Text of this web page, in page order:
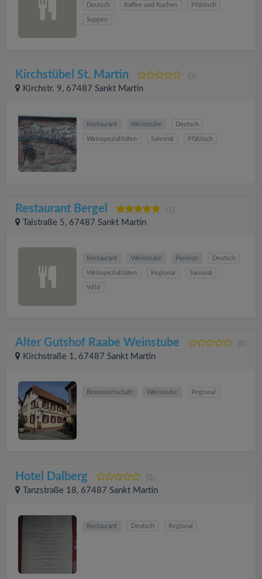
Deutsch Kaffee und Kuchen Pfälzisch
Suppen
Kirchstübel St. Martin (0)
Kirchstr. 9, 67487 Sankt Martin
Restaurant Weinstube Deutsch
Weinspezialitäten Saisonal Pfälzisch
Restaurant Bergel (1)
Talstraße 5, 67487 Sankt Martin
Restaurant Weinstube Pension Deutsch
Weinspezialitäten Regional Saisonal
Wild
Alter Gutshof Raabe Weinstube (0)
Kirchstraße 1, 67487 Sankt Martin
Besenwirtschaft Weinstube Regional
Hotel Dalberg (0)
Tanzstraße 18, 67487 Sankt Martin
Restaurant Deutsch Regional